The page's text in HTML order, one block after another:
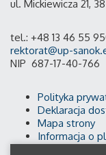
ul. Mickiewicza 21,
tel.: +48 13 46 55
rektorat@up-
NIP 687-17-40-766
Polityka
Deklaracja
Mapa strony
Informacja o